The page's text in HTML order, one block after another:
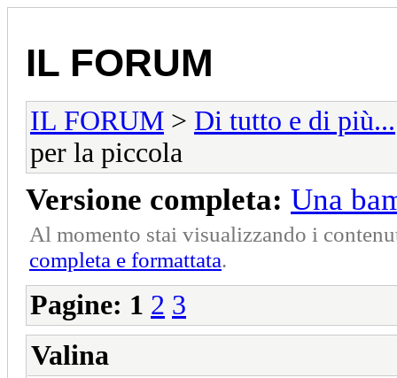
IL FORUM
IL FORUM > Di tutto e di più...
per la piccola
Versione completa: Una
Al momento stai visualizzando i
completa e formattata.
Pagine: 1 2 3
Valina